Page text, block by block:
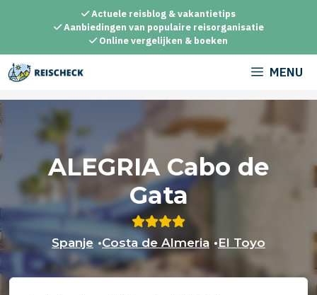
inhoud
Actuele reisblog & vakantietips
Aanbiedingen van populaire reisorganisatie
Online vergelijken & boeken
MENU
ALEGRIA Cabo de
Gata
Spanje •Costa de Almeria •El Toyo